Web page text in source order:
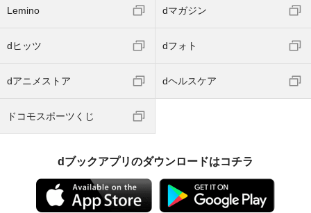
Lemino dマガジン
dヒッツ dフォト
dアニメストア dヘルスケア
ドコモスポーツくじ
dブックアプリのダウンロードはコチラ